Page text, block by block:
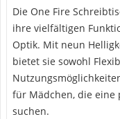
Die One Fire
ihre vielfältigen
Optik. Mit neun
bietet sie sowohl
für Mädchen, die eine
suchen.